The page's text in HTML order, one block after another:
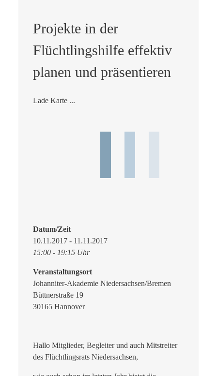
Projekte in der
Flüchtlingshilfe effektiv
planen und präsentieren
Lade Karte ...
Datum/Zeit
10.11.2017 - 11.11.2017
15:00 - 19:15 Uhr
Veranstaltungsort
Johanniter-Akademie Niedersachsen/Bremen
Büttnerstraße 19
30165 Hannover
Hallo Mitglieder, Begleiter und auch Mitstreiter
des Flüchtlingsrats Niedersachsen,